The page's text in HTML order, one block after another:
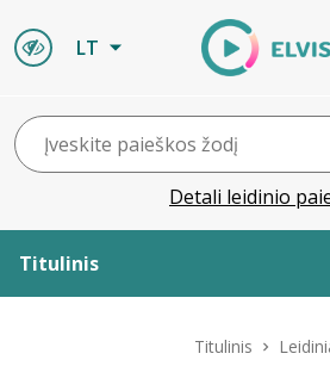
LT
Detali leidinio
Titulinis
Titulinis